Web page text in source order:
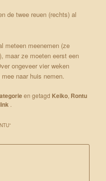
de twee reuen (rechts) al
meteen meenemen (ze
maar ze moeten eerst een
ongeveer vier weken
naar huis nemen.
en getagd Keiko, Rontu
.
”